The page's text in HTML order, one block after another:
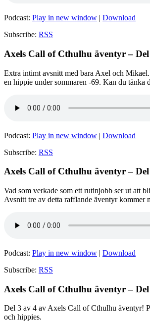
Podcast: Play in new window | Download
Subscribe: RSS
Axels Call of Cthulhu äventyr – Del
Extra intimt avsnitt med bara Axel och
en hippie under sommaren -69. Kan du tänka
Podcast: Play in new window | Download
Subscribe: RSS
Axels Call of Cthulhu äventyr – Del
Vad som verkade som ett rutinjobb ser ut att
Avsnitt tre av detta rafflande äventyr kommer
Podcast: Play in new window | Download
Subscribe: RSS
Axels Call of Cthulhu äventyr – Del
Del 3 av 4 av Axels Call of Cthulhu äventyr!
och hippies.